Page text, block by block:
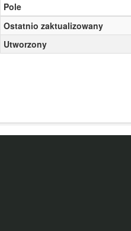
Pole
Ostatnio zaktualizowany
Utworzony